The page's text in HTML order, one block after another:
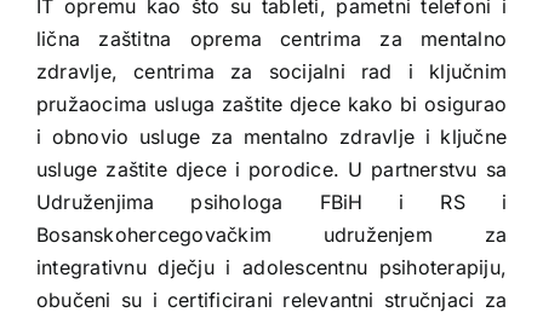
IT opremu kao što su tableti, pametni telefoni i
lična zaštitna oprema centrima za mentalno
zdravlje, centrima za socijalni rad i ključnim
pružaocima usluga zaštite djece kako bi osigurao
i obnovio usluge za mentalno zdravlje i ključne
usluge zaštite djece i porodice. U partnerstvu sa
Udruženjima psihologa FBiH i RS i
Bosanskohercegovačkim udruženjem za
integrativnu dječju i adolescentnu psihoterapiju,
obučeni su i certificirani relevantni stručnjaci za